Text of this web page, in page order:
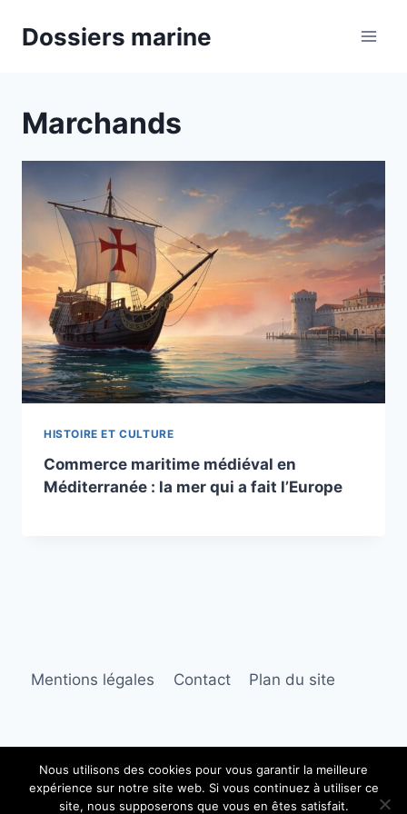
Dossiers marine
Marchands
HISTOIRE ET CULTURE
Commerce maritime médiéval en
Méditerranée : la mer qui a fait l’Europe
Mentions légales Contact Plan du site
© 2026 Dossiers marine
Nous utilisons des cookies pour vous garantir la meilleure
expérience sur notre site web. Si vous continuez à utiliser ce
site, nous supposerons que vous en êtes satisfait.